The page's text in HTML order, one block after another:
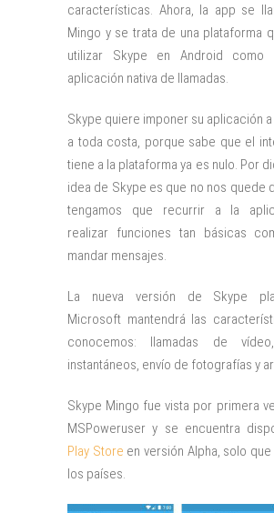
características. Ahora, la app se
Mingo y se trata de una plataforma
utilizar Skype en Android
aplicación nativa de llamadas.
Skype quiere imponer su aplicación
a toda costa, porque sabe que el
tiene a la plataforma ya es nulo. Por
idea de Skype es que no nos quede
tengamos que recurrir a la
realizar funciones tan básicas
mandar mensajes.
La nueva versión de Skype
Microsoft mantendrá las
conocemos: llamadas de
instantáneos, envío de fotografías y
Skype Mingo fue vista por primera
MSPoweruser y se encuentra
Play Store en versión Alpha, solo
los países.